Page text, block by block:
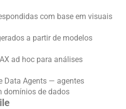
com base em visuais
a partir de modelos
ad hoc para análises
Data Agents — agentes
domínios de dados